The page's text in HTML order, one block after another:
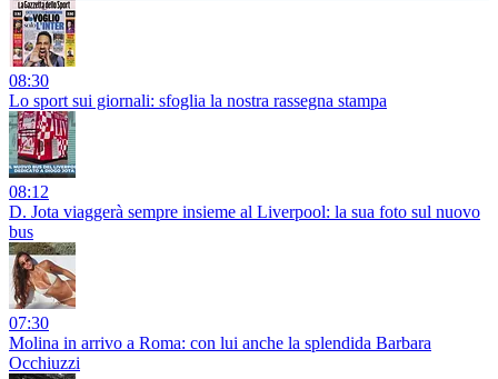
08:30
Lo sport sui giornali: sfoglia la nostra rassegna stampa
08:12
D. Jota viaggerà sempre insieme al Liverpool: la sua foto sul nuovo
bus
07:30
Molina in arrivo a Roma: con lui anche la splendida Barbara
Occhiuzzi